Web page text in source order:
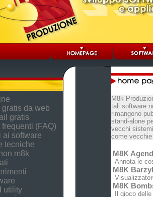
da web
gratis
(FAQ)
ai software
tecniche
m8k
utility
M8k
tali software
rimangono
stand-alone
vecchi
come
M8K
Annota le
M8K
M8K
Il gioco